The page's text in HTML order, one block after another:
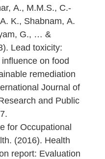
A., M.M.S., C.-
K., Shabnam, A.
G., … &
Lead toxicity:
on food
remediation
Journal of
and Public
for Occupational
(2016). Health
report: Evaluation